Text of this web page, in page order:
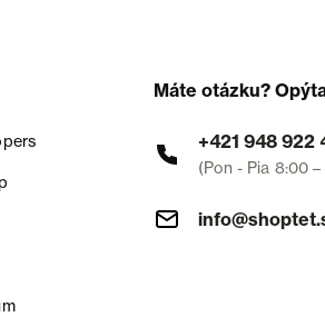
Máte otázku?
+421 948 922
(Pon - Pia 8:00 –